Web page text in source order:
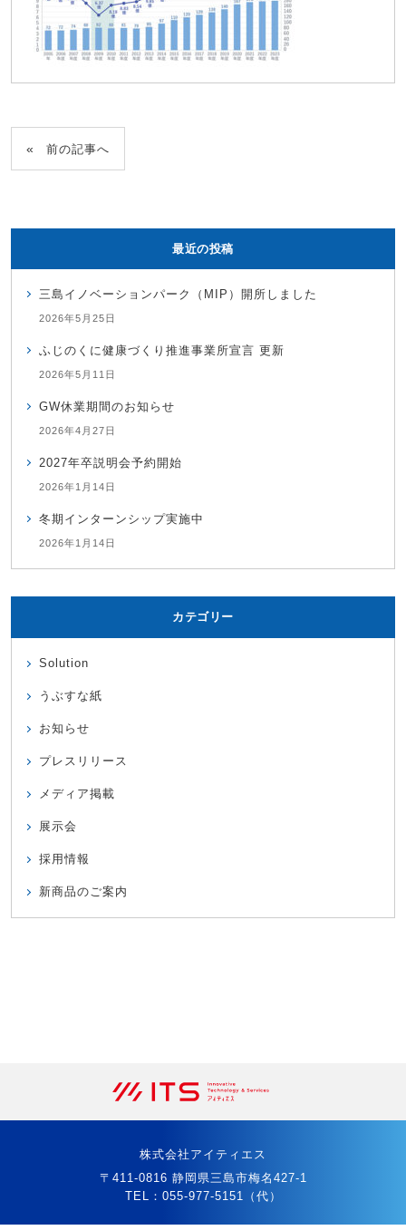
前の記事へ
最近の投稿
三島イノベーションパーク（MIP）開所しました
2026年5月25日
ふじのくに健康づくり推進事業所宣言 更新
2026年5月11日
GW休業期間のお知らせ
2026年4月27日
2027年卒説明会予約開始
2026年1月14日
冬期インターンシップ実施中
2026年1月14日
カテゴリー
Solution
うぶすな紙
お知らせ
プレスリリース
メディア掲載
展示会
採用情報
新商品のご案内
株式会社アイティエス
〒411-0816 静岡県三島市梅名427-1
TEL： 055-977-5151 （代）